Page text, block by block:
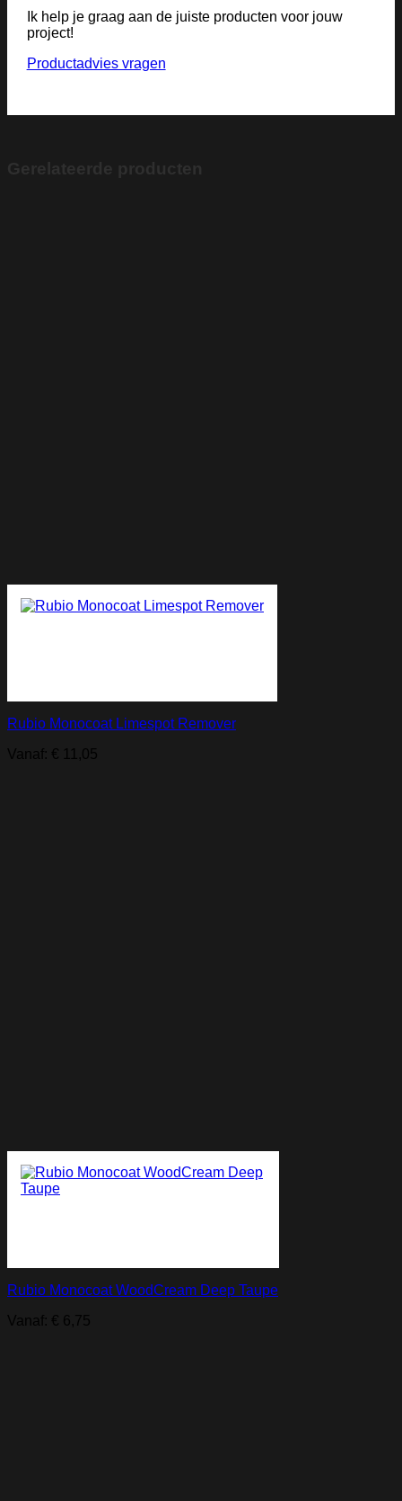
Ik help je graag aan de juiste producten voor jouw
project!
Productadvies vragen
Rubio Monocoat Limespot Remover
Vanaf: € 11,05
Rubio Monocoat WoodCream Deep Taupe
Vanaf: € 6,75